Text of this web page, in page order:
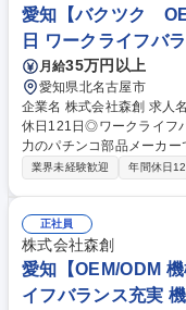
とができるポジションです！ 募集職種 北名古屋【パチンコ機の
計】年間休日121！土日
愛知【バクツク
日 ワークライフバ
月給35万円以上
愛知県北名古屋市
企業名 株式会社森創 求人名 愛知【バクツク OEM/ODMの初期設計】年間
休日121日◎ワークライフバランス◎ 仕事の内容 業
力のパチンコ部品メーカ
規事業「バクツク」を展
連携 ■試作品の作成 など
のあるポジションです！ 募集職種 愛知【バクツク OEM/ODMの初期設
計】年間休日121日◎ワー
業界未経験歓迎 年間休日
正社員
株式会社森創
愛知【OEM/ODM
イフバランス充実